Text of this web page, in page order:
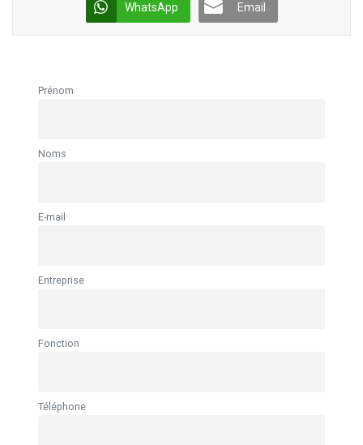
WhatsApp Email
Prénom
Noms
E-mail
Entreprise
Fonction
Téléphone